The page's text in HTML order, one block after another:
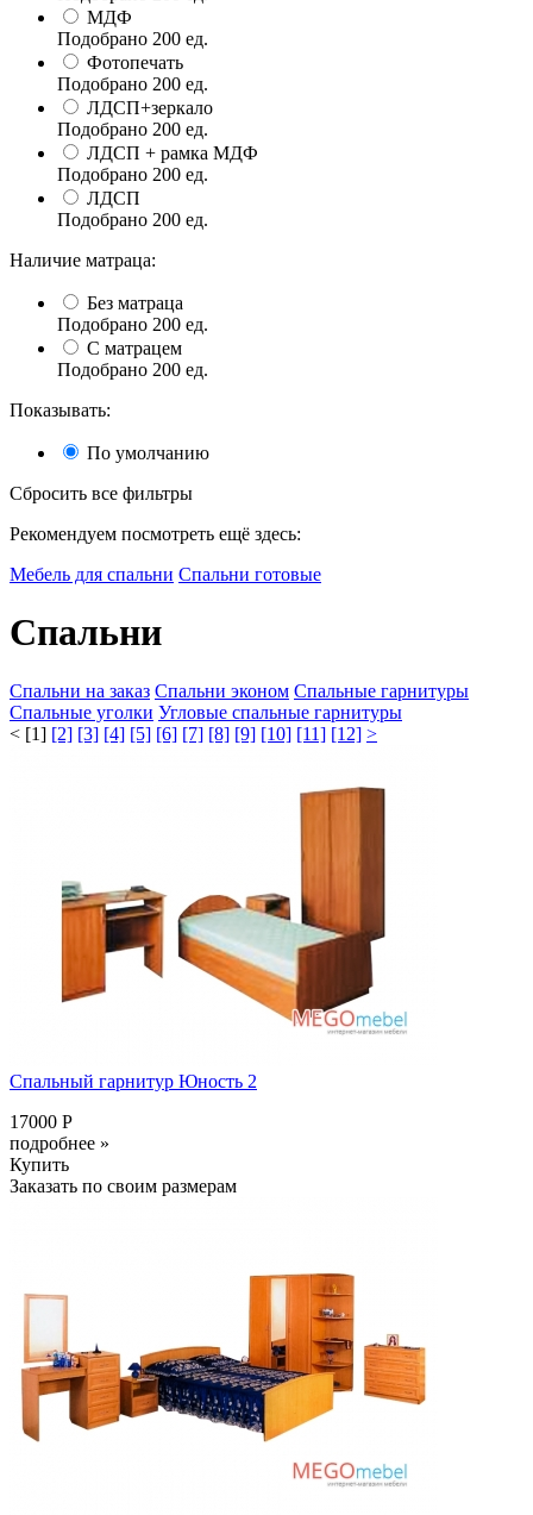
МДФ
Подобрано 200 ед.
Фотопечать
Подобрано 200 ед.
ЛДСП+зеркало
Подобрано 200 ед.
ЛДСП + рамка МДФ
Подобрано 200 ед.
ЛДСП
Подобрано 200 ед.
Наличие матраца:
Без матраца
Подобрано 200 ед.
С матрацем
Подобрано 200 ед.
Показывать:
По умолчанию
Сбросить все фильтры
Рекомендуем посмотреть ещё здесь:
Мебель для спальни Спальни готовые
Спальни
Спальни на заказ Спальни эконом Спальные гарнитуры
Спальные уголки Угловые спальные гарнитуры
< [1] [2] [3] [4] [5] [6] [7] [8] [9] [10] [11] [12] >
Спальный гарнитур Юность 2
17000 Р
подробнее »
Купить
Заказать по своим размерам